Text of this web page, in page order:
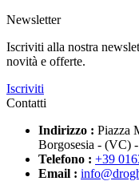
Newsletter
Iscriviti alla nostra
novità e offerte.
Iscriviti
Contatti
Indirizzo : Piazza
Borgosesia - (VC) -
Telefono : +39
Email :